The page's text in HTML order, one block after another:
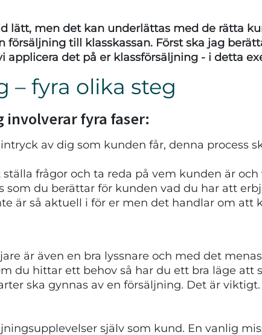
lätt, men det kan underlättas med de rätta
till klasskassan. Först ska jag
applicera det på er klassförsäljning - i detta
– fyra olika steg
involverar fyra faser:
av dig som kunden får, denna process
frågor och ta reda på vem kunden är
som du berättar för kunden vad du har att
är så aktuell i för er men det handlar om
är även en bra lyssnare och med det
du hittar ett behov så har du ett bra läge att
ska gynnas av en försäljning. Det är
själv som kund. En vanlig